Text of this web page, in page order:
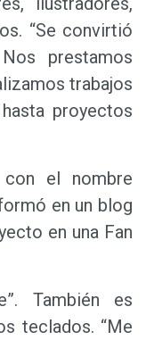
“Se convirtió
prestamos
trabajos
proyectos
el nombre
en un blog
en una Fan
También es
teclados. “Me